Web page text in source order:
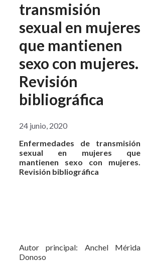
transmisión
sexual en mujeres
que mantienen
sexo con mujeres.
Revisión
bibliográfica
24 junio, 2020
Enfermedades de transmisión
sexual en mujeres que
mantienen sexo con mujeres.
Revisión bibliográfica
Autor principal: Anchel Mérida
Donoso